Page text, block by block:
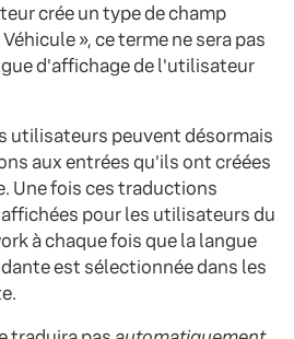
crée un type de champ
», ce terme ne sera pas
d'affichage de l'utilisateur
utilisateurs peuvent désormais
aux entrées qu'ils ont créées
Une fois ces traductions
pour les utilisateurs du
à chaque fois que la langue
est sélectionnée dans les